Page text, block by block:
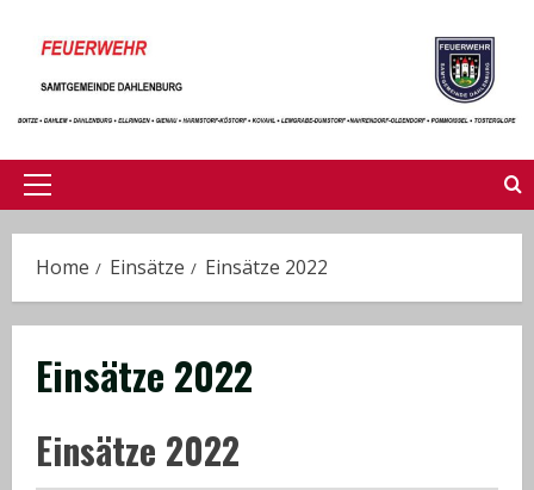
content
Primary
Home Einsätze Einsätze 2022
Einsätze 2022
Einsätze 2022